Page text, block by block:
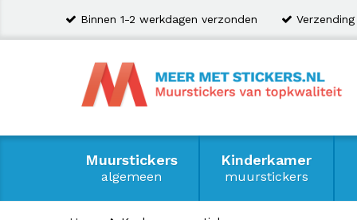
Binnen 1-2 werkdagen verzonden
Muurstickers
algemeen
Kinderkamer
muurstickers